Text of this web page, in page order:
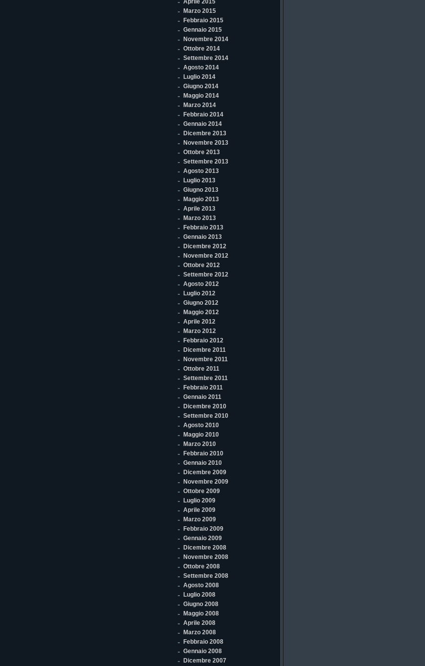
Aprile 2015
Marzo 2015
Febbraio 2015
Gennaio 2015
Novembre 2014
Ottobre 2014
Settembre 2014
Agosto 2014
Luglio 2014
Giugno 2014
Maggio 2014
Marzo 2014
Febbraio 2014
Gennaio 2014
Dicembre 2013
Novembre 2013
Ottobre 2013
Settembre 2013
Agosto 2013
Luglio 2013
Giugno 2013
Maggio 2013
Aprile 2013
Marzo 2013
Febbraio 2013
Gennaio 2013
Dicembre 2012
Novembre 2012
Ottobre 2012
Settembre 2012
Agosto 2012
Luglio 2012
Giugno 2012
Maggio 2012
Aprile 2012
Marzo 2012
Febbraio 2012
Dicembre 2011
Novembre 2011
Ottobre 2011
Settembre 2011
Febbraio 2011
Gennaio 2011
Dicembre 2010
Settembre 2010
Agosto 2010
Maggio 2010
Marzo 2010
Febbraio 2010
Gennaio 2010
Dicembre 2009
Novembre 2009
Ottobre 2009
Luglio 2009
Aprile 2009
Marzo 2009
Febbraio 2009
Gennaio 2009
Dicembre 2008
Novembre 2008
Ottobre 2008
Settembre 2008
Agosto 2008
Luglio 2008
Giugno 2008
Maggio 2008
Aprile 2008
Marzo 2008
Febbraio 2008
Gennaio 2008
Dicembre 2007